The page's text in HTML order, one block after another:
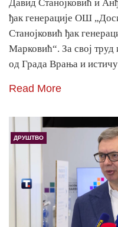
Давид Станојковић и
ђак генерације ОШ
Станојковић ђак
Марковић“. За свој труд
од Града Врања и
Read More
ДРУШТВО